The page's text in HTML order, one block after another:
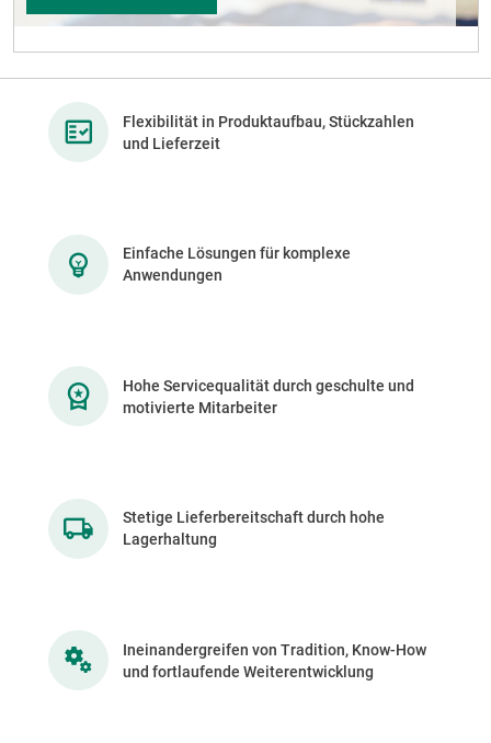
Flexibilität in Produktaufbau, Stückzahlen
und Lieferzeit
Einfache Lösungen für komplexe
Anwendungen
Hohe Servicequalität durch geschulte und
motivierte Mitarbeiter
Stetige Lieferbereitschaft durch hohe
Lagerhaltung
Ineinandergreifen von Tradition, Know-How
und fortlaufende Weiterentwicklung